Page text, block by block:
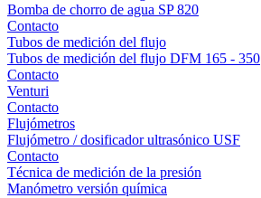
Bomba de chorro de agua SP 820
Contacto
Tubos de medición del flujo
Tubos de medición del flujo DFM 165 - 350
Contacto
Venturi
Contacto
Flujómetros
Flujómetro / dosificador ultrasónico USF
Contacto
Técnica de medición de la presión
Manómetro versión química